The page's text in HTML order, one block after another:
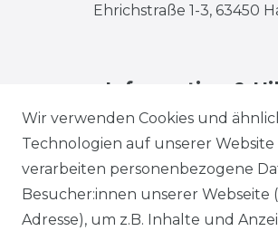
Wir verwenden Cookies und
Technologien auf unserer Website
verarbeiten personenbezogene
Besucher:innen unserer Webseite
Adresse), um z.B. Inhalte und
Ehrichstraße 1-3, 63450
Information &
Impressum